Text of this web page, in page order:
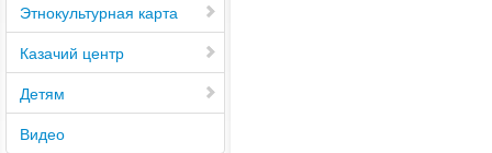
Этнокультурная карта
Казачий центр
Детям
Видео